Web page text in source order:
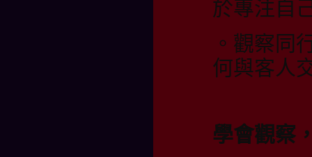
於專注自
。觀察同
何與客人
學會觀察